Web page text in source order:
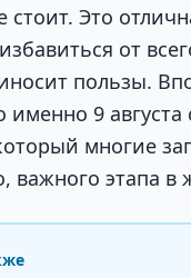
стоит. Это
от
пользы.
9 августа
многие
важного этапа в